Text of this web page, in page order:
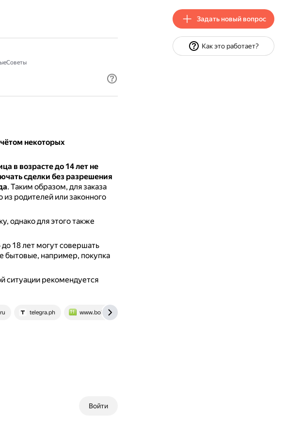
некоторых
в возрасте до 14 лет не
сделки без разрешения
. Таким образом, для заказа
родителей или законного
однако для этого также
18 лет могут совершать
бытовые, например, покупка
ситуации рекомендуется
telegra.ph www.bolshoyvopros.ru
Войти
Задать новый вопрос
Как это работает?